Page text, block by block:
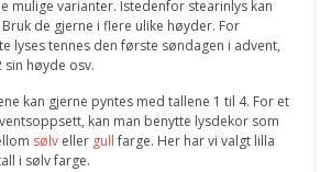
mulige varianter. Istedenfor stearinlys kan
de gjerne i flere ulike høyder. For
lyses tennes den første søndagen i advent,
sin høyde osv.
kan gjerne pyntes med tallene 1 til 4. For et
kan man benytte lysdekor som
sølv eller gullfarge. Her har vi valgt lilla
i sølv farge.